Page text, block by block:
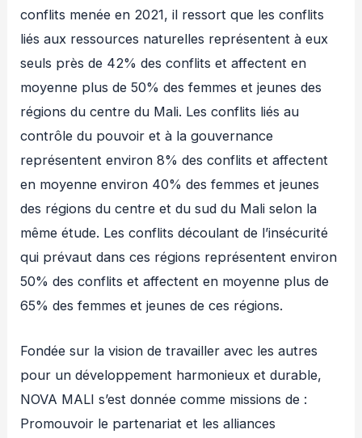
conflits menée en 2021, il ressort que les conflits
liés aux ressources naturelles représentent à eux
seuls près de 42% des conflits et affectent en
moyenne plus de 50% des femmes et jeunes des
régions du centre du Mali. Les conflits liés au
contrôle du pouvoir et à la gouvernance
représentent environ 8% des conflits et affectent
en moyenne environ 40% des femmes et jeunes
des régions du centre et du sud du Mali selon la
même étude. Les conflits découlant de l’insécurité
qui prévaut dans ces régions représentent environ
50% des conflits et affectent en moyenne plus de
65% des femmes et jeunes de ces régions.
Fondée sur la vision de travailler avec les autres
pour un développement harmonieux et durable,
NOVA MALI s’est donnée comme missions de :
Promouvoir le partenariat et les alliances